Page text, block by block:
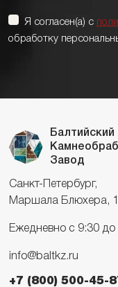
Я согласен(а) с
обработку
Балтийский
Завод
Санкт-Петербург,
Маршала Блюхера,
Ежедневно с 9:30 до
info@baltkz.ru
+7 (800) 500-45-